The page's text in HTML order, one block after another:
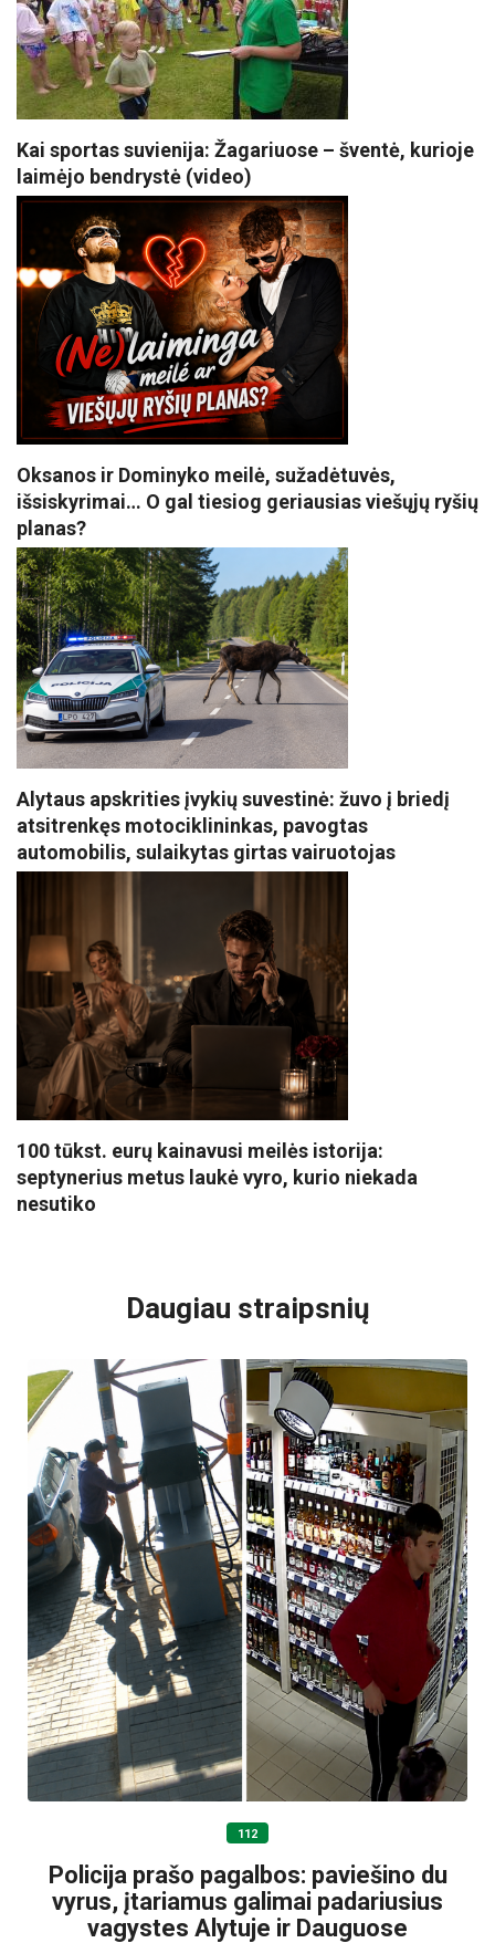
Kai sportas suvienija: Žagariuose – šventė, kurioje
laimėjo bendrystė (video)
Oksanos ir Dominyko meilė, sužadėtuvės,
išsiskyrimai… O gal tiesiog geriausias viešųjų ryšių
planas?
Alytaus apskrities įvykių suvestinė: žuvo į briedį
atsitrenkęs motociklininkas, pavogtas
automobilis, sulaikytas girtas vairuotojas
100 tūkst. eurų kainavusi meilės istorija:
septynerius metus laukė vyro, kurio niekada
nesutiko
Daugiau straipsnių
112
Policija prašo pagalbos: paviešino du
vyrus, įtariamus galimai padariusius
vagystes Alytuje ir Dauguose